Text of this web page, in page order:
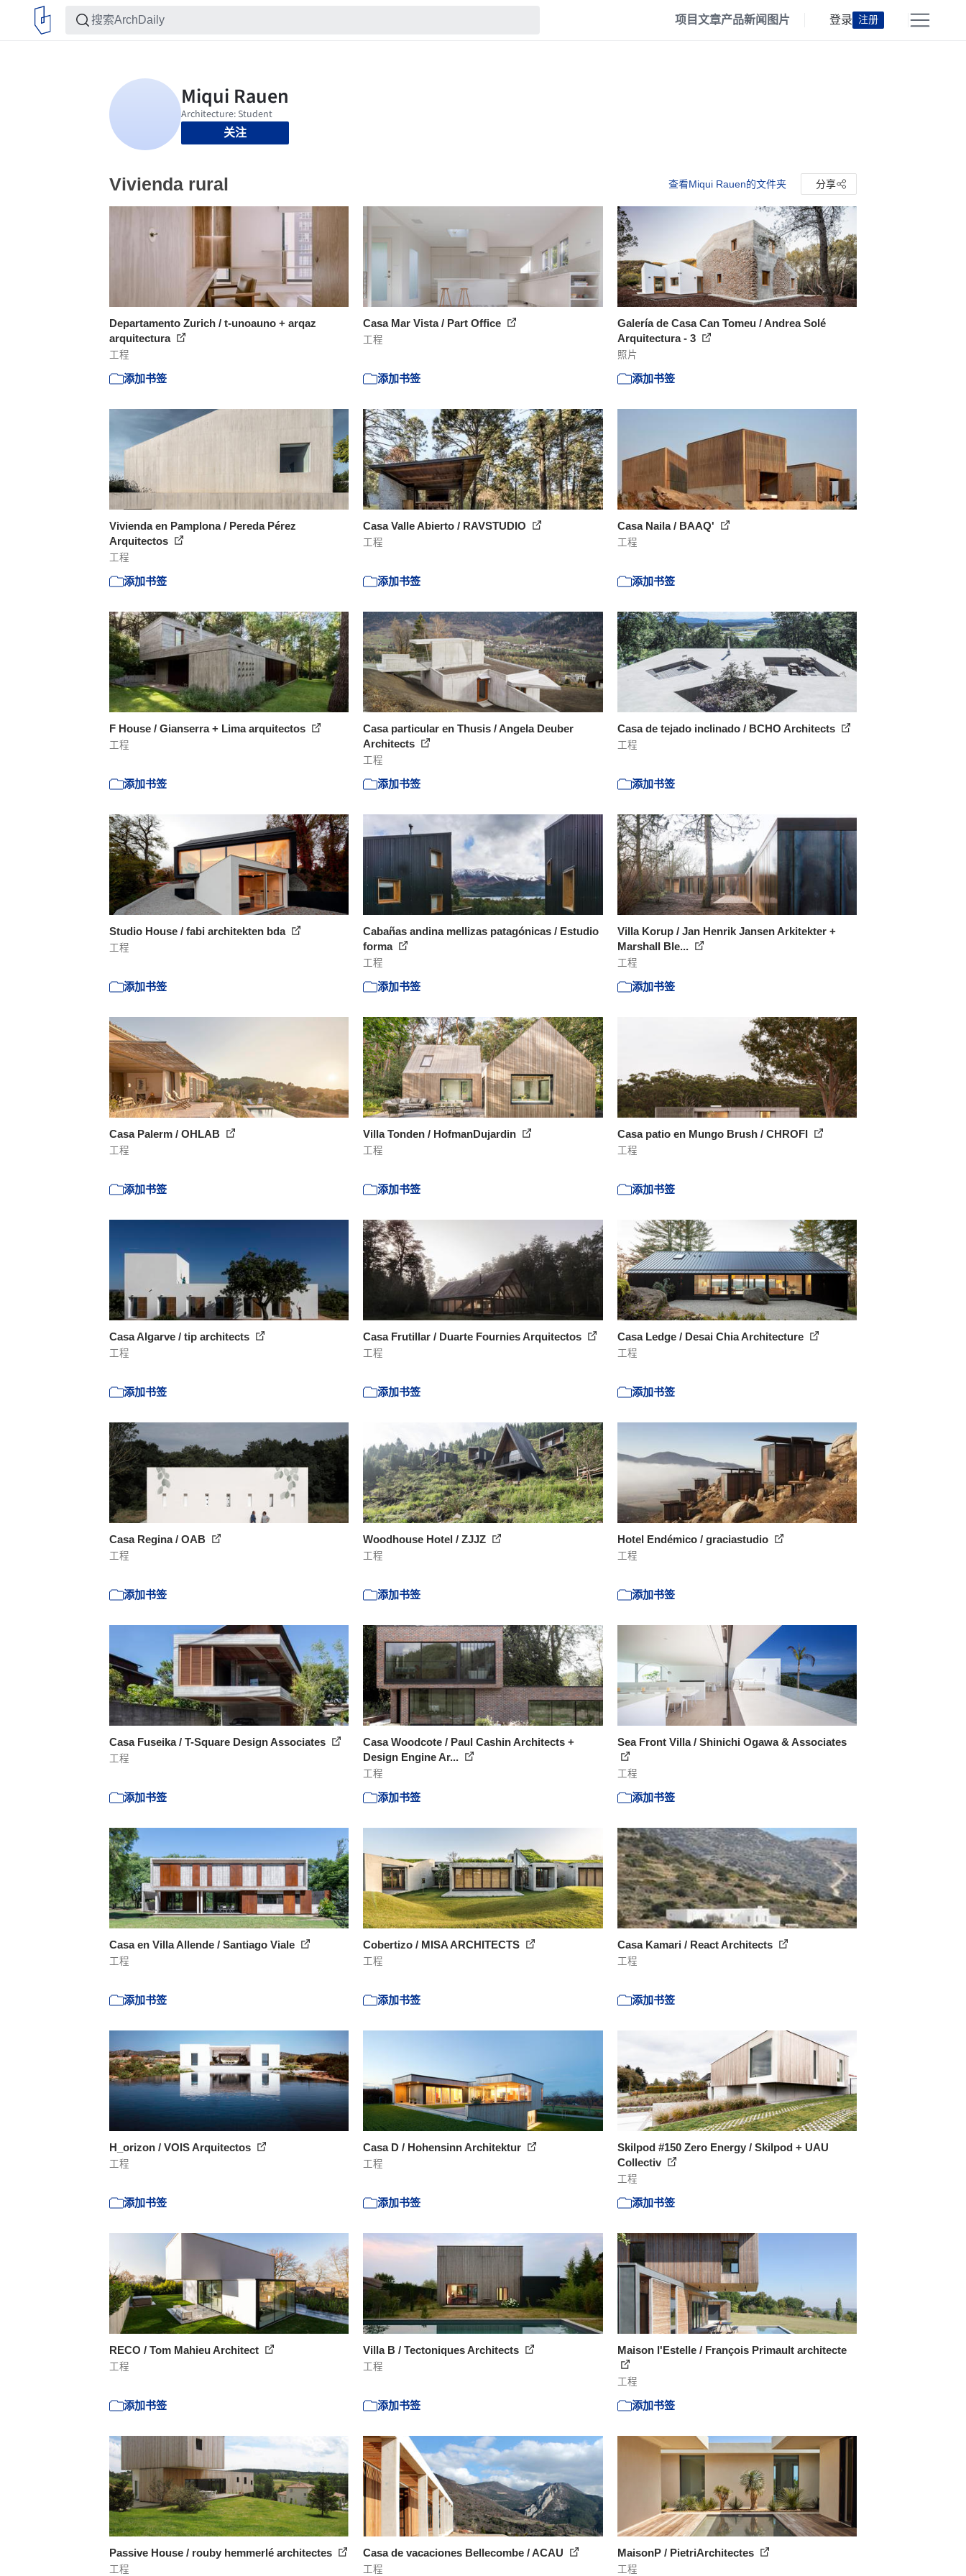
项目文章产品新闻 图片 登录 注册
关注
Vivienda rural 查看Miqui Rauen的文件夹 分享
Departamento Zurich / t-unoauno + arqaz
arquitectura
工程
添加书签
Casa Mar Vista / Part Office
工程
添加书签
Galería de Casa Can Tomeu / Andrea Solé
Arquitectura - 3
照片
添加书签
Vivienda en Pamplona / Pereda Pérez
Arquitectos
工程
添加书签
Casa Valle Abierto / RAVSTUDIO
工程
添加书签
Casa Naila / BAAQ'
工程
添加书签
F House / Gianserra + Lima arquitectos
工程
添加书签
Casa particular en Thusis / Angela Deuber
Architects
工程
添加书签
Casa de tejado inclinado / BCHO Architects
工程
添加书签
Studio House / fabi architekten bda
工程
添加书签
Cabañas andina mellizas patagónicas / Estudio
forma
工程
添加书签
Villa Korup / Jan Henrik Jansen Arkitekter +
Marshall Ble...
工程
添加书签
Casa Palerm / OHLAB
工程
添加书签
Villa Tonden / HofmanDujardin
工程
添加书签
Casa patio en Mungo Brush / CHROFI
工程
添加书签
Casa Algarve / tip architects
工程
添加书签
Casa Frutillar / Duarte Fournies Arquitectos
工程
添加书签
Casa Ledge / Desai Chia Architecture
工程
添加书签
Casa Regina / OAB
工程
添加书签
Woodhouse Hotel / ZJJZ
工程
添加书签
Hotel Endémico / graciastudio
工程
添加书签
Casa Fuseika / T-Square Design Associates
工程
添加书签
Casa Woodcote / Paul Cashin Architects +
Design Engine Ar...
工程
添加书签
Sea Front Villa / Shinichi Ogawa & Associates
工程
添加书签
Casa en Villa Allende / Santiago Viale
工程
添加书签
Cobertizo / MISA ARCHITECTS
工程
添加书签
Casa Kamari / React Architects
工程
添加书签
H_orizon / VOIS Arquitectos
工程
添加书签
Casa D / Hohensinn Architektur
工程
添加书签
Skilpod #150 Zero Energy / Skilpod + UAU
Collectiv
工程
添加书签
RECO / Tom Mahieu Architect
工程
添加书签
Villa B / Tectoniques Architects
工程
添加书签
Maison l'Estelle / François Primault architecte
工程
添加书签
Passive House / rouby hemmerlé architectes
工程
Casa de vacaciones Bellecombe / ACAU
工程
MaisonP / PietriArchitectes
工程